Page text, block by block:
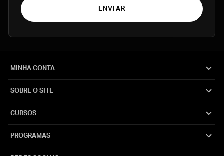
ENVIAR
MINHA CONTA
SOBRE O SITE
CURSOS
PROGRAMAS